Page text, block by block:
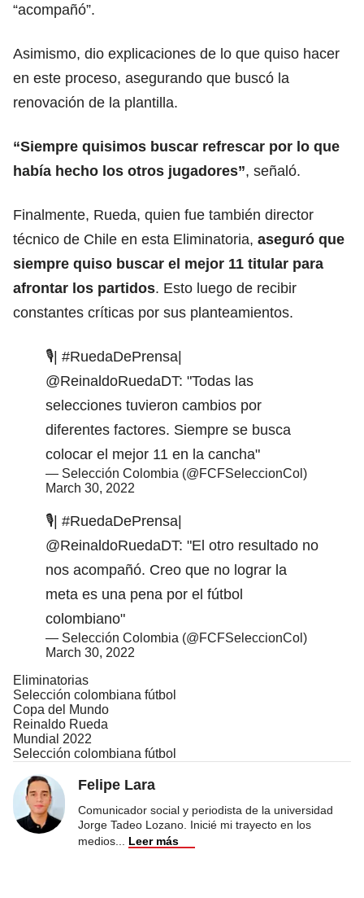
“acompañó”.
Asimismo, dio explicaciones de lo que quiso hacer
en este proceso, asegurando que buscó la
renovación de la plantilla.
“Siempre quisimos buscar refrescar por lo que
había hecho los otros jugadores”, señaló.
Finalmente, Rueda, quien fue también director
técnico de Chile en esta Eliminatoria, aseguró que
siempre quiso buscar el mejor 11 titular para
afrontar los partidos. Esto luego de recibir
constantes críticas por sus planteamientos.
🎙️| #RuedaDePrensa|
@ReinaldoRuedaDT: "Todas las
selecciones tuvieron cambios por
diferentes factores. Siempre se busca
colocar el mejor 11 en la cancha"
— Selección Colombia (@FCFSeleccionCol)
March 30, 2022
🎙️| #RuedaDePrensa|
@ReinaldoRuedaDT: "El otro resultado no
nos acompañó. Creo que no lograr la
meta es una pena por el fútbol
colombiano"
— Selección Colombia (@FCFSeleccionCol)
March 30, 2022
Eliminatorias
Selección colombiana fútbol
Copa del Mundo
Reinaldo Rueda
Mundial 2022
Selección colombiana fútbol
Felipe Lara
Comunicador social y periodista de la universidad
Jorge Tadeo Lozano. Inicié mi trayecto en los
medios
Leer más